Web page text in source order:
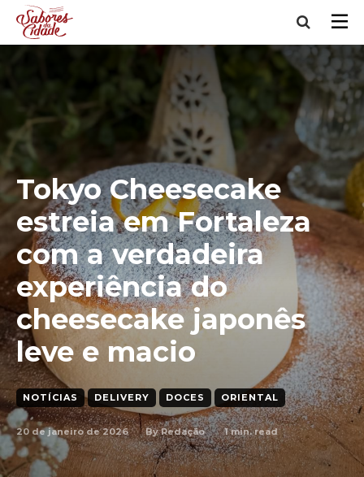
Tokyo Cheesecake
estreia em Fortaleza
com a verdadeira
experiência do
cheesecake japonês
leve e macio
NOTÍCIAS DELIVERY DOCES ORIENTAL
20 de janeiro de 2026 By Redação 1min. read